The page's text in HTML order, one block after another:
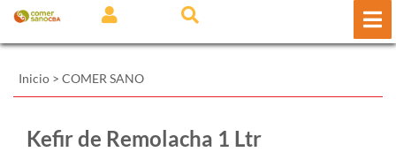
Inicio > COMER SANO
Kefir de Remolacha 1 Ltr